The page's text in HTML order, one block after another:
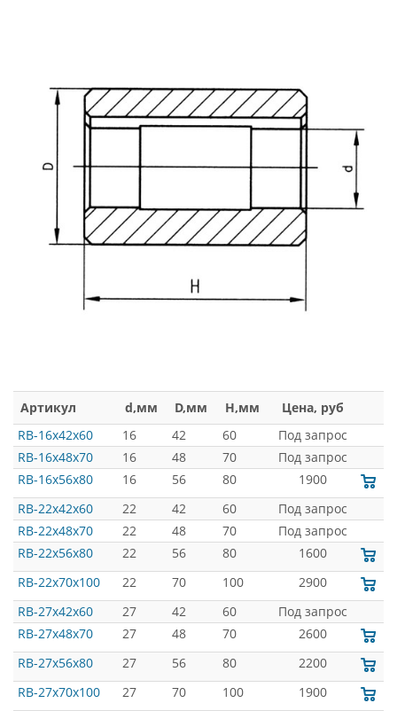
Артикул d,мм D,мм H,мм
Цена, руб
RB-16x42x60
16 42 60
Под запрос
RB-16x48x70
16 48 70
Под запрос
RB-16x56x80
16 56 80
1900
RB-22x42x60
22 42 60
Под запрос
RB-22x48x70
22 48 70
Под запрос
RB-22x56x80
22 56 80
1600
RB-22x70x100
22 70 100
2900
RB-27x42x60
27 42 60
Под запрос
RB-27x48x70
27 48 70
2600
RB-27x56x80
27 56 80
2200
RB-27x70x100
27 70 100
1900